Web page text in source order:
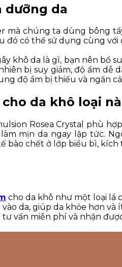
dưỡng da
mà chúng ta dùng bông
đó có thể sử dụng cùng
khô da là gì, bạn nên bổ
bị suy giảm, độ ẩm dễ
độ ẩm bị thiếu và ngăn
cho da khô loại
Rosea Crystal phù
mịn da ngay lập tức.
bào chết ở lớp biểu bì, kích
cho da khô như một loại lá
vào da, giúp da khỏe hơn
tư vấn miễn phí và nhận